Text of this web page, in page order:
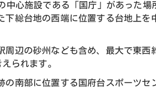
中心施設である「国庁」があった
総台地の西端に位置する台地上を
辺の砂州なども含め、最大で東西
られます。
南部に位置する国府台スポーツセ